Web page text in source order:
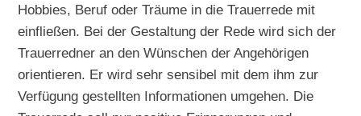
Hobbies, Beruf oder Träume in die Trauerrede mit
einfließen. Bei der Gestaltung der Rede wird sich der
Trauerredner an den Wünschen der Angehörigen
orientieren. Er wird sehr sensibel mit dem ihm zur
Verfügung gestellten Informationen umgehen. Die